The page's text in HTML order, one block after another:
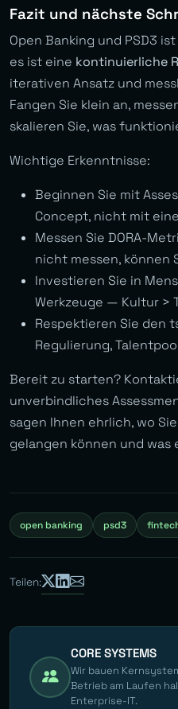
Fazit und nächste
Open Banking und PSD3
es ist eine kontinuierliche
iterativen Ansatz und
Fangen Sie klein an,
skalieren Sie, was
Wichtige Erkenntnisse:
Beginnen Sie mit
Concept, nicht mit
Messen Sie DORA-
nicht messen, können
Investieren Sie in
Werkzeuge — Kultur >
Respektieren Sie den
Regulierung,
Bereit zu starten?
unverbindliches
sagen Ihnen ehrlich, wo
gelangen können und was
open banking psd3
Teilen:
CORE SYSTEMS
Wir bauen
Betrieb am Laufen
Enterprise-IT.